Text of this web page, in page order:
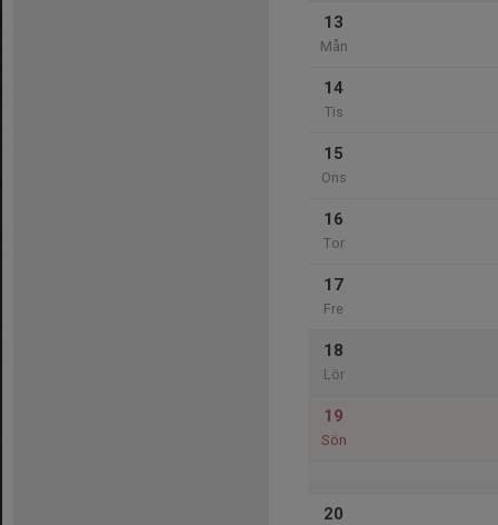
13
Mån
14
Tis
15
Ons
16
Tor
17
Fre
18
Lör
19
Sön
20